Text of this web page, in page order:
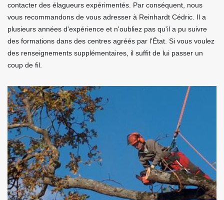
contacter des élagueurs expérimentés. Par conséquent, nous
vous recommandons de vous adresser à Reinhardt Cédric. Il a
plusieurs années d'expérience et n'oubliez pas qu'il a pu suivre
des formations dans des centres agréés par l'État. Si vous voulez
des renseignements supplémentaires, il suffit de lui passer un
coup de fil.